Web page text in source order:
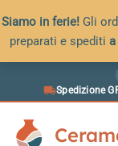
Siamo in ferie! Gli
preparati e spediti
Spedizione